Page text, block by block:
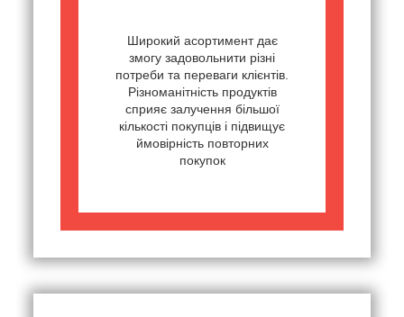
Широкий асортимент дає
змогу задовольнити різні
потреби та переваги клієнтів.
Різноманітність продуктів
сприяє залучення більшої
кількості покупців і підвищує
ймовірність повторних
покупок